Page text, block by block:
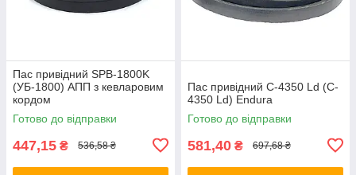
Пас привідний SPB-1800K
(УБ-1800) АПП з кевларовим
кордом
Готово до відправки
447,15 ₴ 536,58 ₴
Пас привідний C-4350 Ld (C-
4350 Ld) Endura
Готово до відправки
581,40 ₴ 697,68 ₴